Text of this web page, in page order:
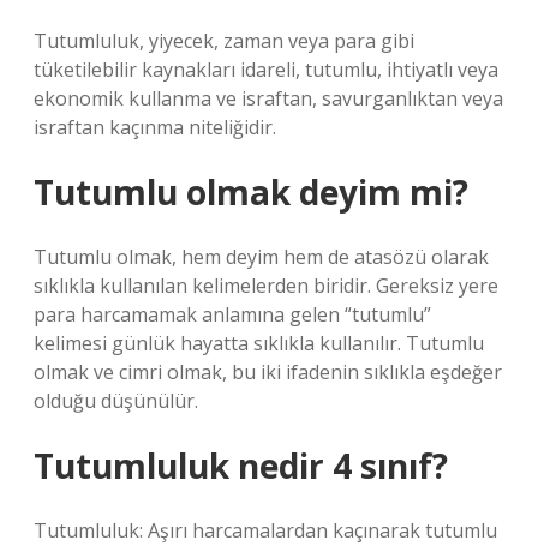
Tutumluluk, yiyecek, zaman veya para gibi
tüketilebilir kaynakları idareli, tutumlu, ihtiyatlı veya
ekonomik kullanma ve israftan, savurganlıktan veya
israftan kaçınma niteliğidir.
Tutumlu olmak deyim mi?
Tutumlu olmak, hem deyim hem de atasözü olarak
sıklıkla kullanılan kelimelerden biridir. Gereksiz yere
para harcamamak anlamına gelen “tutumlu”
kelimesi günlük hayatta sıklıkla kullanılır. Tutumlu
olmak ve cimri olmak, bu iki ifadenin sıklıkla eşdeğer
olduğu düşünülür.
Tutumluluk nedir 4 sınıf?
Tutumluluk: Aşırı harcamalardan kaçınarak tutumlu